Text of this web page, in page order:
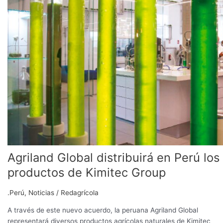
Agriland Global distribuirá en Perú los
productos de Kimitec Group
.Perú, Noticias / Redagrícola
A través de este nuevo acuerdo, la peruana Agriland Global
representará diversos productos agrícolas naturales de Kimitec
distribuirá
en
los
productos
de
Kimitec
Group